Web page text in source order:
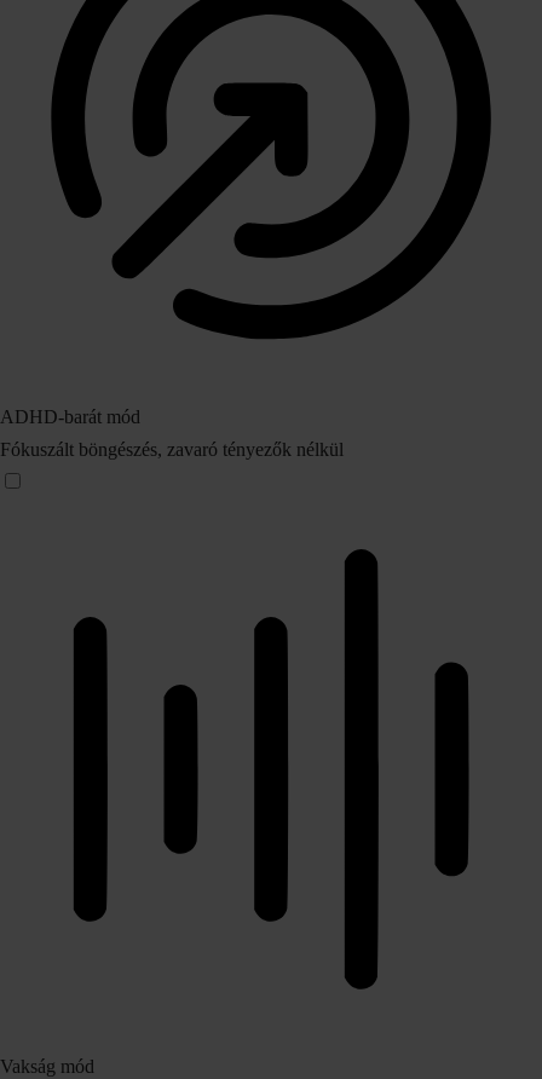
ADHD‑barát mód
Fókuszált böngészés, zavaró tényezők nélkül
Vakság mód